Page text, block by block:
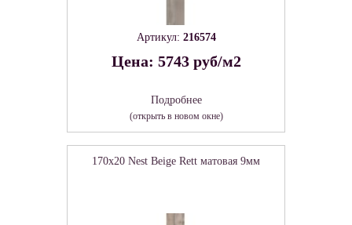
Артикул: 216574
Цена: 5743 руб/м2
Подробнее
(открыть в новом окне)
170x20 Nest Beige Rett матовая 9мм